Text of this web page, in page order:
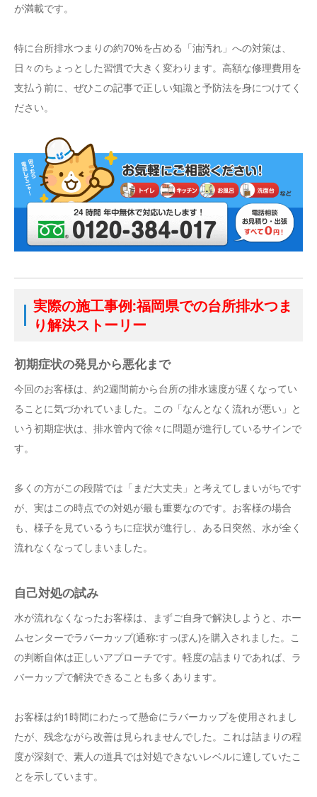
が満載です。
特に台所排水つまりの約70%を占める「油汚れ」への対策は、
日々のちょっとした習慣で大きく変わります。高額な修理費用を
支払う前に、ぜひこの記事で正しい知識と予防法を身につけてく
ださい。
実際の施工事例:福岡県での台所排水つま
り解決ストーリー
初期症状の発見から悪化まで
今回のお客様は、約2週間前から台所の排水速度が遅くなってい
ることに気づかれていました。この「なんとなく流れが悪い」と
いう初期症状は、排水管内で徐々に問題が進行しているサインで
す。
多くの方がこの段階では「まだ大丈夫」と考えてしまいがちです
が、実はこの時点での対処が最も重要なのです。お客様の場合
も、様子を見ているうちに症状が進行し、ある日突然、水が全く
流れなくなってしまいました。
自己対処の試み
水が流れなくなったお客様は、まずご自身で解決しようと、ホー
ムセンターでラバーカップ(通称:すっぽん)を購入されました。こ
の判断自体は正しいアプローチです。軽度の詰まりであれば、ラ
バーカップで解決できることも多くあります。
お客様は約1時間にわたって懸命にラバーカップを使用されまし
たが、残念ながら改善は見られませんでした。これは詰まりの程
度が深刻で、素人の道具では対処できないレベルに達していたこ
とを示しています。